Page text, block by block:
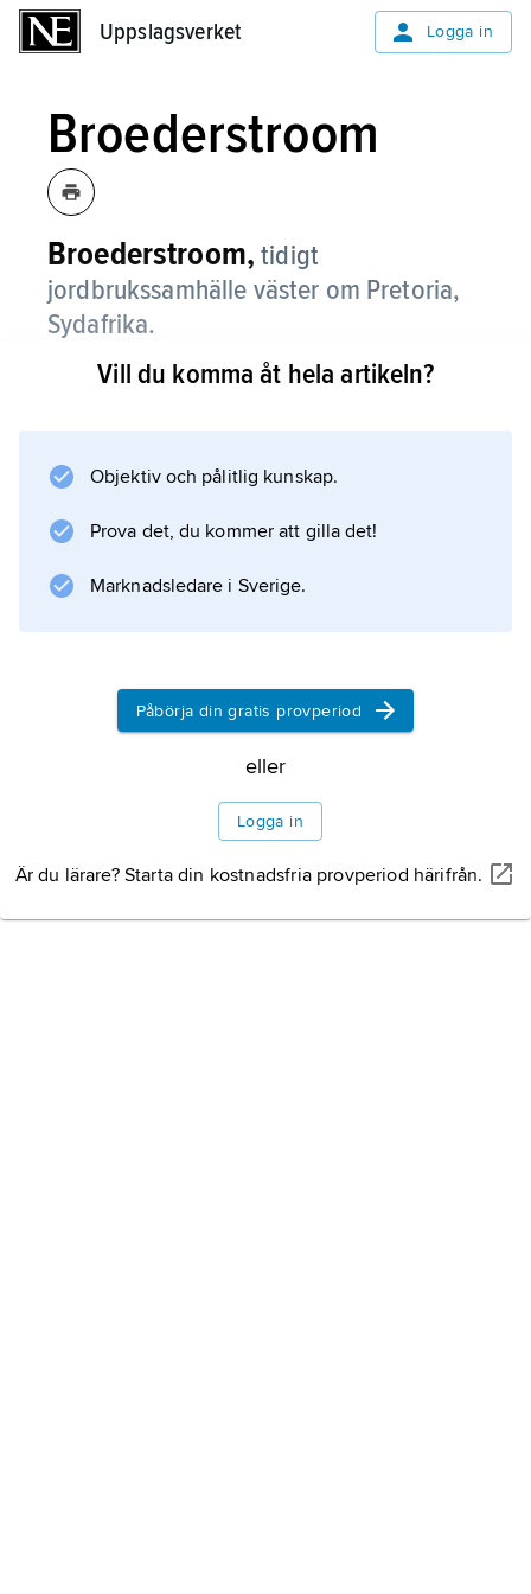
Uppslagsverket Logga in
Broederstroom
Broederstroom, tidigt
jordbrukssamhälle väster om Pretoria,
Sydafrika.
Omfattande lämningar av husgolv, smältugnar,
första årtusendet e.Kr. Fynd av ben från
elefanter, antiloper och småvilt, visar en
variation i näringsintaget. Skal från
havssnäckor tyder på viss kontakt med
Information om artikeln
Vill du komma åt hela artikeln?
Objektiv och pålitlig kunskap.
Prova det, du kommer att gilla det!
Marknadsledare i Sverige.
Påbörja din gratis provperiod
eller
Logga in
Är du lärare? Starta din kostnadsfria provperiod härifrån.